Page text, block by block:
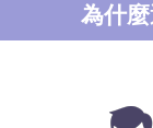
為什